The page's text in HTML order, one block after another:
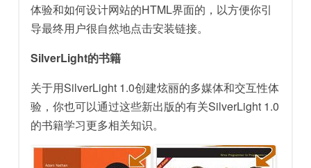
体验和如何设计网站的HTML界面的，以方便你引
导最终用户很自然地点击安装链接。
SilverLight的书籍
关于用SilverLight 1.0创建炫丽的多媒体和交互性体
验，你也可以通过这些新出版的有关SilverLight 1.0
的书籍学习更多相关知识。